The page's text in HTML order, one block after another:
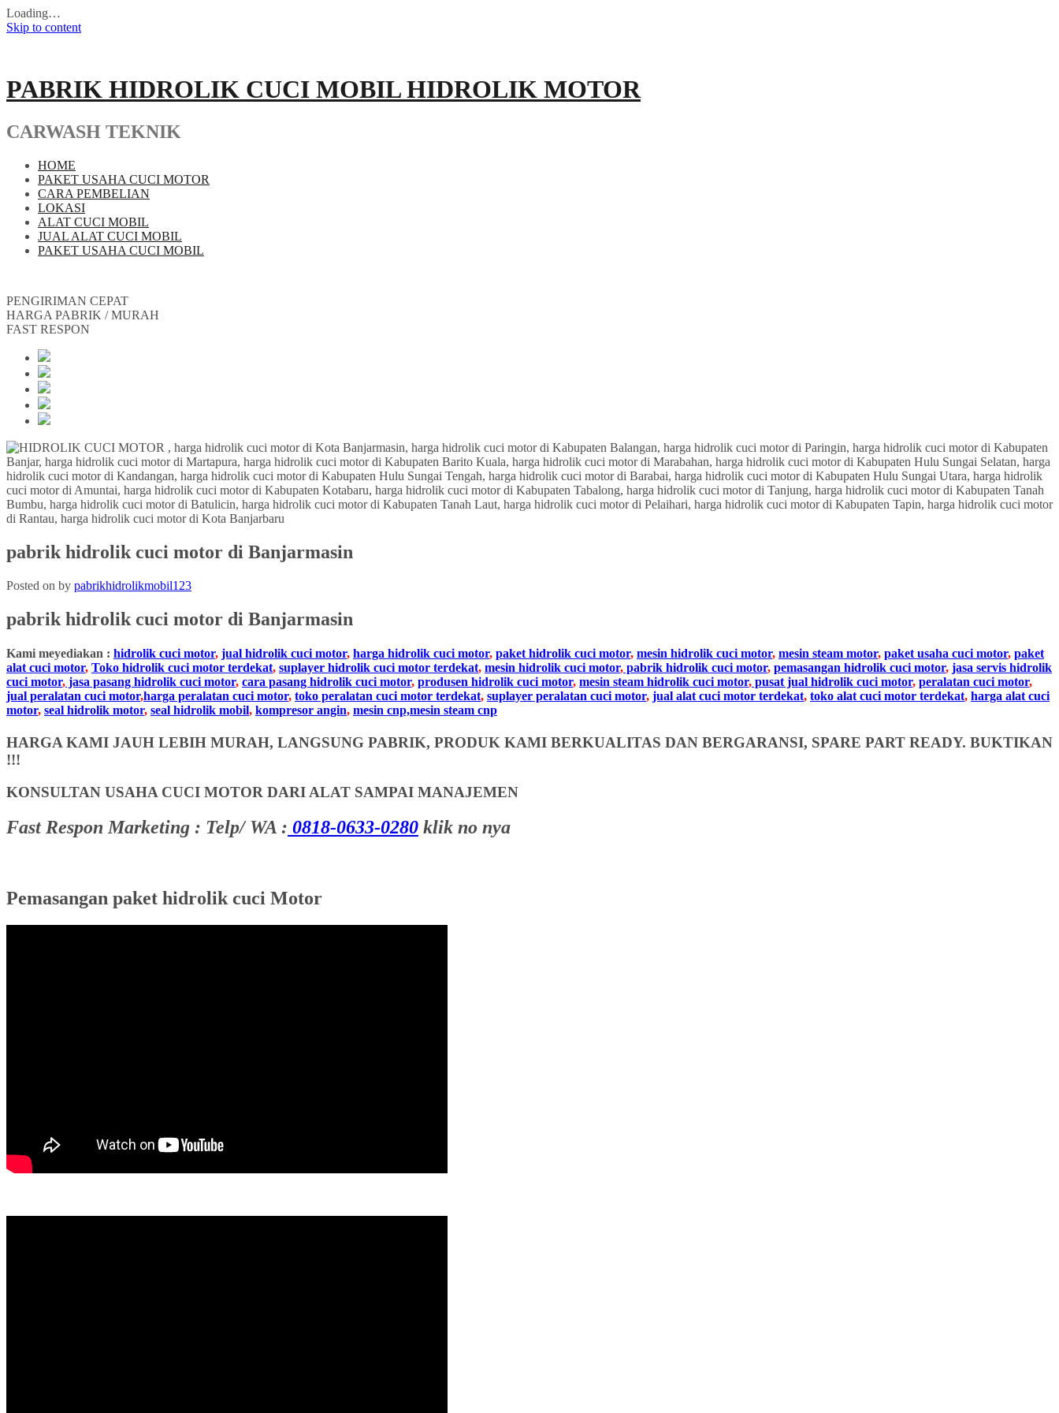
Loading…
Skip to content
PABRIK HIDROLIK CUCI MOBIL HIDROLIK MOTOR
CARWASH TEKNIK
HOME
PAKET USAHA CUCI MOTOR
CARA PEMBELIAN
LOKASI
ALAT CUCI MOBIL
JUAL ALAT CUCI MOBIL
PAKET USAHA CUCI MOBIL
PENGIRIMAN CEPAT
HARGA PABRIK / MURAH
FAST RESPON
pabrik hidrolik cuci motor di Banjarmasin
Posted on by pabrikhidrolikmobil123
pabrik hidrolik cuci motor di Banjarmasin
Kami meyediakan : hidrolik cuci motor, jual hidrolik cuci motor, harga hidrolik cuci motor, paket hidrolik cuci motor, mesin hidrolik cuci motor, mesin steam motor, paket usaha cuci motor, paket
alat cuci motor, Toko hidrolik cuci motor terdekat, suplayer hidrolik cuci motor terdekat, mesin hidrolik cuci motor, pabrik hidrolik cuci motor, pemasangan hidrolik cuci motor, jasa servis hidrolik
cuci motor, jasa pasang hidrolik cuci motor, cara pasang hidrolik cuci motor, produsen hidrolik cuci motor, mesin steam hidrolik cuci motor, pusat jual hidrolik cuci motor, peralatan cuci motor,
jual peralatan cuci motor,harga peralatan cuci motor, toko peralatan cuci motor terdekat, suplayer peralatan cuci motor, jual alat cuci motor terdekat, toko alat cuci motor terdekat, harga alat cuci
motor, seal hidrolik motor, seal hidrolik mobil, kompresor angin, mesin cnp,mesin steam cnp
HARGA KAMI JAUH LEBIH MURAH, LANGSUNG PABRIK, PRODUK KAMI BERKUALITAS DAN BERGARANSI, SPARE PART READY. BUKTIKAN
!!!
KONSULTAN USAHA CUCI MOTOR DARI ALAT SAMPAI MANAJEMEN
Fast Respon Marketing : Telp/ WA : 0818-0633-0280 klik no nya
Pemasangan paket hidrolik cuci Motor